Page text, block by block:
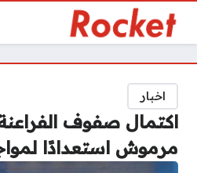
اخبار
اكتمال صفوف
مرموش استعدادًا